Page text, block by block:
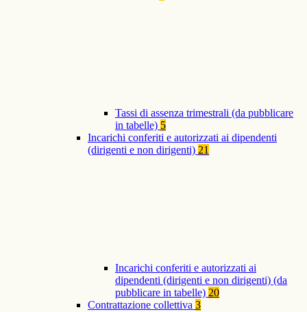
Tassi di assenza trimestrali (da pubblicare
in tabelle) 5
Incarichi conferiti e autorizzati ai dipendenti
(dirigenti e non dirigenti) 21
Incarichi conferiti e autorizzati ai
dipendenti (dirigenti e non dirigenti) (da
pubblicare in tabelle) 20
Contrattazione collettiva 3